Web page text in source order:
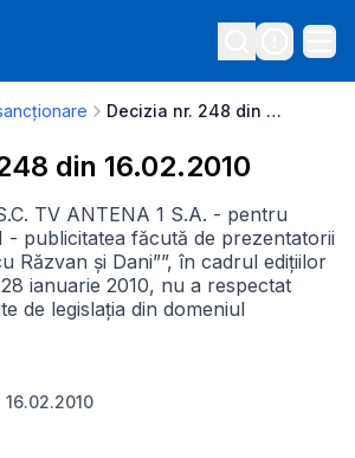
Decizia nr. 248 din 16.02.2010
din 16.02.2010
TV ANTENA 1 S.A. - pentru
- publicitatea făcută de prezentatorii
Răzvan și Dani””, în cadrul edițiilor
ianuarie 2010, nu a respectat
de legislația din domeniul
16.02.2010